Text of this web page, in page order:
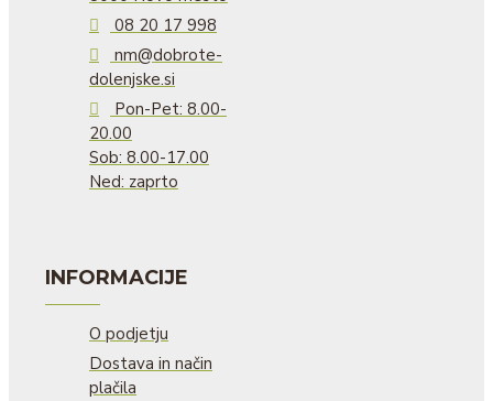
08 20 17 998
nm@dobrote-
dolenjske.si
Pon-Pet: 8.00-
20.00
Sob: 8.00-17.00
Ned: zaprto
INFORMACIJE
O podjetju
Dostava in način
plačila